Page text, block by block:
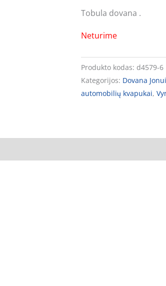
Tobula dovana .
Neturime
Produkto kodas: d4579-6
Kategorijos: Dovana Jonui
automobilių kvapukai,